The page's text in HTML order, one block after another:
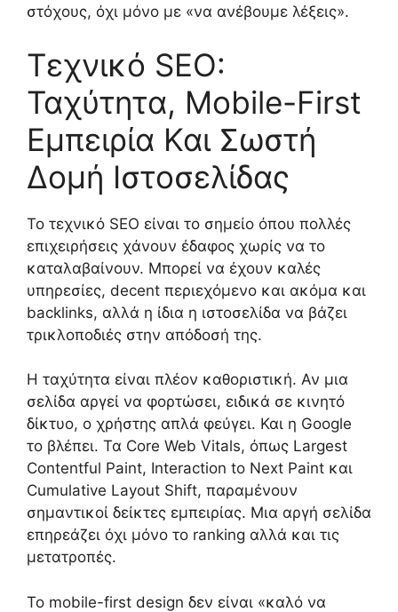
στόχους, όχι μόνο με «να ανέβουμε λέξεις».
Τεχνικό SEO:
Ταχύτητα, Mobile-First
Εμπειρία Και Σωστή
Δομή Ιστοσελίδας
Το τεχνικό SEO είναι το σημείο όπου πολλές
επιχειρήσεις χάνουν έδαφος χωρίς να το
καταλαβαίνουν. Μπορεί να έχουν καλές
υπηρεσίες, decent περιεχόμενο και ακόμα και
backlinks, αλλά η ίδια η ιστοσελίδα να βάζει
τρικλοποδιές στην απόδοσή της.
Η ταχύτητα είναι πλέον καθοριστική. Αν μια
σελίδα αργεί να φορτώσει, ειδικά σε κινητό
δίκτυο, ο χρήστης απλά φεύγει. Και η Google
το βλέπει. Τα Core Web Vitals, όπως Largest
Contentful Paint, Interaction to Next Paint και
Cumulative Layout Shift, παραμένουν
σημαντικοί δείκτες εμπειρίας. Μια αργή σελίδα
επηρεάζει όχι μόνο το ranking αλλά και τις
μετατροπές.
Το mobile-first design δεν είναι «καλό να